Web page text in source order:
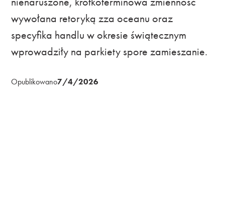
wywołana retoryką zza oceanu oraz
specyfika handlu w okresie świątecznym
wprowadziły na parkiety spore zamieszanie.
Opublikowano7/4/2026